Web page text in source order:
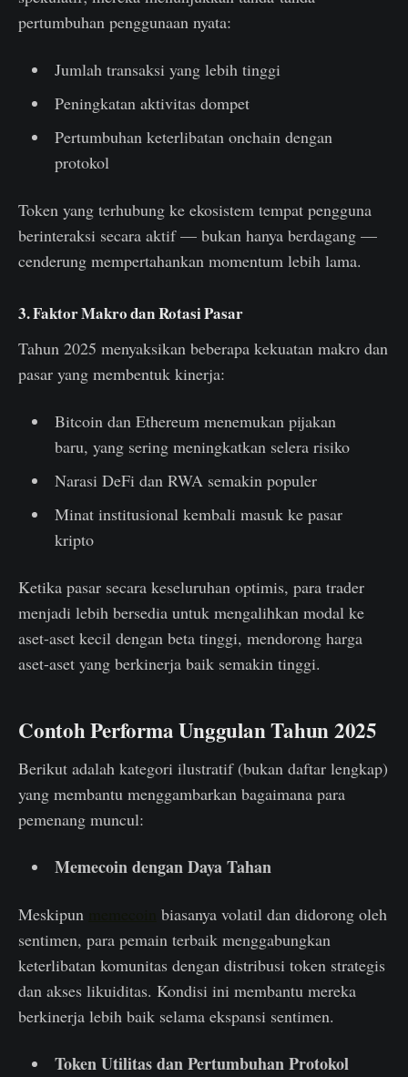
pertumbuhan penggunaan nyata:
Jumlah transaksi yang lebih tinggi
Peningkatan aktivitas dompet
Pertumbuhan keterlibatan onchain dengan
protokol
Token yang terhubung ke ekosistem tempat pengguna
berinteraksi secara aktif — bukan hanya berdagang —
cenderung mempertahankan momentum lebih lama.
3. Faktor Makro dan Rotasi Pasar
Tahun 2025 menyaksikan beberapa kekuatan makro dan
pasar yang membentuk kinerja:
Bitcoin dan Ethereum menemukan pijakan
baru, yang sering meningkatkan selera risiko
Narasi DeFi dan RWA semakin populer
Minat institusional kembali masuk ke pasar
kripto
Ketika pasar secara keseluruhan optimis, para trader
menjadi lebih bersedia untuk mengalihkan modal ke
aset-aset kecil dengan beta tinggi, mendorong harga
aset-aset yang berkinerja baik semakin tinggi.
Contoh Performa Unggulan Tahun 2025
Berikut adalah kategori ilustratif (bukan daftar lengkap)
yang membantu menggambarkan bagaimana para
pemenang muncul:
Memecoin dengan Daya Tahan
Meskipun
biasanya volatil dan didorong oleh
sentimen, para pemain terbaik menggabungkan
keterlibatan komunitas dengan distribusi token strategis
dan akses likuiditas. Kondisi ini membantu mereka
berkinerja lebih baik selama ekspansi sentimen.
Token Utilitas dan Pertumbuhan Protokol